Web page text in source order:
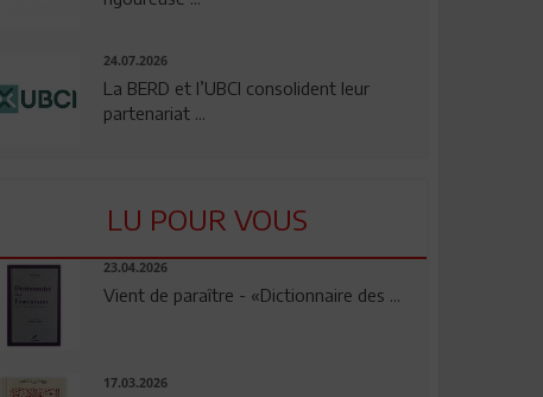
24.07.2026
La BERD et l’UBCI consolident leur
partenariat ...
LU POUR VOUS
23.04.2026
Vient de paraître - «Dictionnaire des ...
17.03.2026